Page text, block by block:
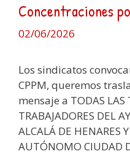
Concentraciones
02/06/2026
Los sindicatos
CPPM, queremos
mensaje a TODAS LAS
TRABAJADORES DEL
ALCALÁ DE HENARES
AUTÓNOMO CIUDAD